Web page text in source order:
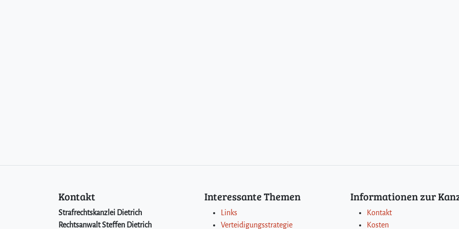
Kontakt
Strafrechtskanzlei Dietrich
Rechtsanwalt Steffen Dietrich
Interessante Themen
Links
Verteidigungsstrategie
Informationen zur
Kontakt
Kosten